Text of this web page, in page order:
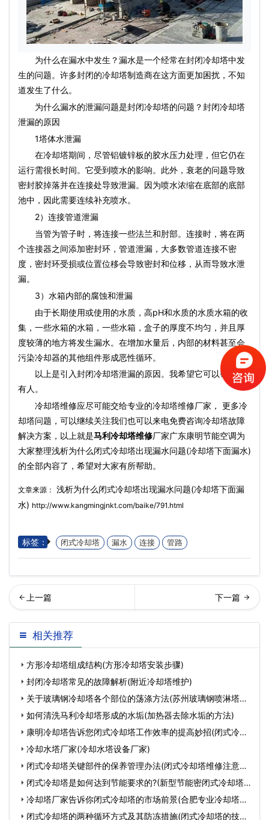
为什么在漏水中发生？漏水是一个经常在封闭冷却塔中发
生的问题。许多封闭的冷却塔制造商在这方面更加困扰，不知
道发生了什么。
为什么漏水的泄漏问题是封闭冷却塔的问题？封闭冷却塔
泄漏的原因
1塔体水泄漏
在冷却塔期间，尽管铝镀锌板的胶水压力处理，但它仍在
运行需很长时间。它受到喷水的影响。此外，衰老的问题导致
密封胶掉落并在连接处导致泄漏。因为喷水浓缩在底部的底部
池中，因此需要连续补充喷水。
2）连接管道泄漏
当管为管子时，将连接一些法兰和肘部。连接时，将在两
个连接器之间添加密封环，管道泄漏，大多数管道连接不密
度，密封环受损或位置位移会导致密封和位移，从而导致水泄
漏。
3）水箱内部的腐蚀和泄漏
由于长期使用或使用的水质，高pH和水质的水质水箱的收
集，一些水箱的水箱，一些水箱，盒子的厚度不均匀，并且厚
度较薄的地方将发生漏水。在增加水量后，内部的材料甚至会
污染冷却器的其他组件形成恶性循环。
以上是引入封闭冷却塔泄漏的原因。我希望它可以帮助所
有人。
冷却塔维修应尽可能交给专业的冷却塔维修厂家， 更多冷
却塔问题，可以继续关注我们也可以来电免费咨询冷却塔故障
解决方案，以上就是马利冷却塔维修厂家广东康明节能空调为
大家整理浅析为什么闭式冷却塔出现漏水问题(冷却塔下面漏水)
的全部内容了，希望对大家有所帮助。
文章来源： 浅析为什么闭式冷却塔出现漏水问题(冷却塔下面漏
水) http://www.kangmingjnkt.com/baike/791.html
标签： 闭式冷却塔 漏水 连接 管路
东冷却塔厂家如何解决玻璃
钢冷却塔防冻的方法(…
锈钢冷却塔厂家讲述冷却塔
的填料讲究(宜宾不锈
相关推荐
方形冷却塔组成结构(方形冷却塔安装步骤)
封闭冷却塔常见的故障解析(附近冷却塔维护)
关于玻璃钢冷却塔各个部位的荡涤方法(苏州玻璃钢喷淋塔方
案 如何清洗马利冷却塔形成的水垢(加热器去除水垢的方法)
康明冷却塔告诉您闭式冷却塔工作效率的提高妙招(闭式冷却
塔 冷却水塔厂家(冷却水塔设备厂家)
闭式冷却塔关键部件的保养管理办法(闭式冷却塔维修注意事
项 闭式冷却塔是如何达到节能要求的?(新型节能密闭式冷却塔
规 冷却塔厂家告诉你闭式冷却塔的市场前景(合肥专业冷却塔生
产 闭式冷却塔的两种循环方式及其防冻措施(闭式冷却塔的技术